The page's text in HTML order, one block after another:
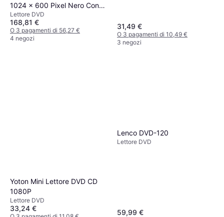
1024 x 600 Pixel Nero Con
Telecomando e Cuffie
Lettore DVD
168,81 €
O 3 pagamenti di 56,27 €
4 negozi
31,49 €
O 3 pagamenti di 10,49 €
3 negozi
Yoton Mini Lettore DVD CD
1080P
Lettore DVD
33,24 €
Lenco DVD-120
Lettore DVD
59,99 €